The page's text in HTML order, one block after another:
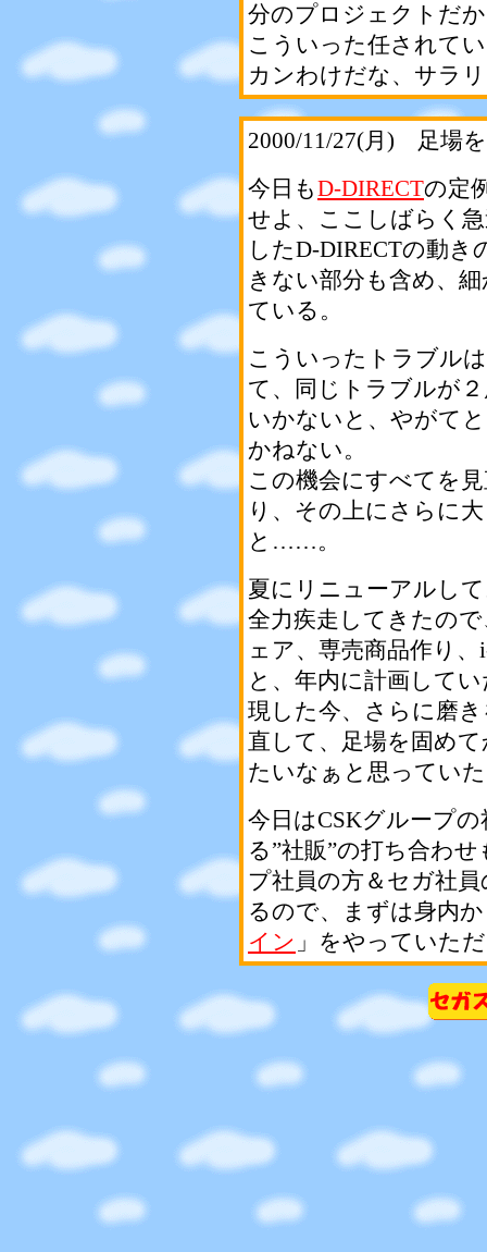
分のプロジェクトだ
こういった任されて
カンわけだな、サラ
2000/11/27(月) 足場
今日もD-DIRECTの定
せよ、ここしばらく
したD-DIRECTの動
きない部分も含め、
ている。
こういったトラブル
て、同じトラブルが
いかないと、やがて
かねない。
この機会にすべてを
り、その上にさらに
と……。
夏にリニューアルし
全力疾走してきたの
ェア、専売商品作り
と、年内に計画して
現した今、さらに磨
直して、足場を固め
たいなぁと思ってい
今日はCSKグループ
る”社販”の打ち合わ
プ社員の方＆セガ社
るので、まずは身内
イン 」をやっていた